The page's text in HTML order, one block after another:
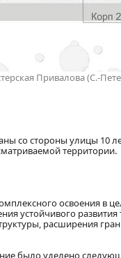
Привалова (С.-
со стороны улицы 10
территории.
освоения в
устойчивого
расширения